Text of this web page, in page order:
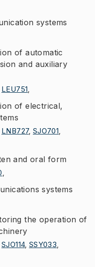
systems
of automatic
and auxiliary
LEU751
of electrical,
LNB727, SJO701
and oral form
systems
the operation of
SJO114, SSY033